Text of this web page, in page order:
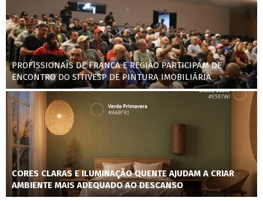
PROFISSIONAIS DE FRANCA E REGIÃO PARTICIPAM DE
ENCONTRO DO SITIVESP DE PINTURA IMOBILIÁRIA
CORES CLARAS E ILUMINAÇÃO QUENTE AJUDAM A CRIAR
AMBIENTE MAIS ADEQUADO AO DESCANSO